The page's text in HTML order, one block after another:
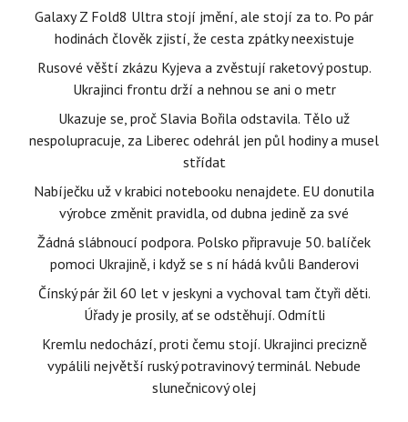
Galaxy Z Fold8 Ultra stojí jmění, ale stojí za to. Po pár
hodinách člověk zjistí, že cesta zpátky neexistuje
Rusové věští zkázu Kyjeva a zvěstují raketový postup.
Ukrajinci frontu drží a nehnou se ani o metr
Ukazuje se, proč Slavia Bořila odstavila. Tělo už
nespolupracuje, za Liberec odehrál jen půl hodiny a musel
střídat
Nabíječku už v krabici notebooku nenajdete. EU donutila
výrobce změnit pravidla, od dubna jedině za své
Žádná slábnoucí podpora. Polsko připravuje 50. balíček
pomoci Ukrajině, i když se s ní hádá kvůli Banderovi
Čínský pár žil 60 let v jeskyni a vychoval tam čtyři děti.
Úřady je prosily, ať se odstěhují. Odmítli
Kremlu nedochází, proti čemu stojí. Ukrajinci precizně
vypálili největší ruský potravinový terminál. Nebude
slunečnicový olej